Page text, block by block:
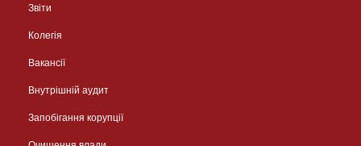
Звіти
Колегія
Вакансії
Внутрішній аудит
Запобігання корупції